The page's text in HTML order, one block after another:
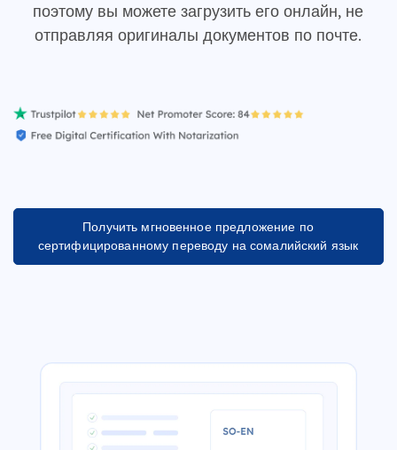
поэтому вы можете загрузить его онлайн, не
отправляя оригиналы документов по почте.
Получить мгновенное предложение по
сертифицированному переводу на сомалийский язык